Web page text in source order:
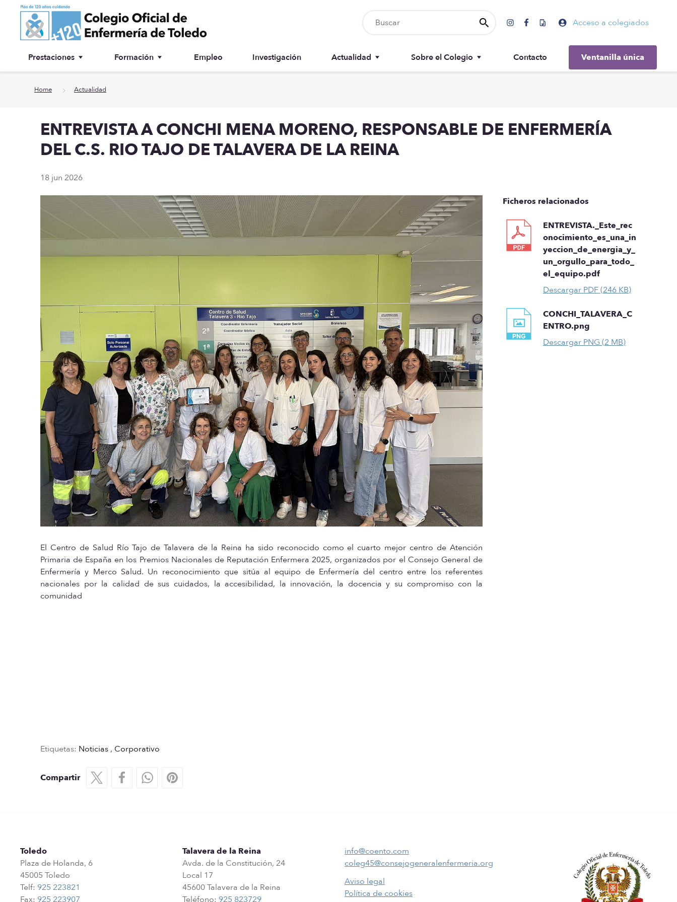
Ir a contenido principal Acceso a colegiados
Prestaciones
Asesoría jurídica
Especialidades
Otras prestaciones
Formación Empleo Investigación Actualidad
Recursos
Sobre el Colegio
Memorias
Contacto Ventanilla única
Home Actualidad
ENTREVISTA A CONCHI MENA MORENO, RESPONSABLE DE ENFERMERÍA
DEL C.S. RIO TAJO DE TALAVERA DE LA REINA
18 jun 2026
El Centro de Salud Río Tajo de Talavera de la Reina ha sido reconocido como el cuarto mejor centro de Atención
Primaria de España en los Premios Nacionales de Reputación Enfermera 2025, organizados por el Consejo General de
Enfermería y Merco Salud. Un reconocimiento que sitúa al equipo de Enfermería del centro entre los referentes
nacionales por la calidad de sus cuidados, la accesibilidad, la innovación, la docencia y su compromiso con la
comunidad
Ficheros relacionados
ENTREVISTA._Este_rec
onocimiento_es_una_in
yeccion_de_energia_y_
un_orgullo_para_todo_
el_equipo.pdf
Descargar PDF (246 KB)
CONCHI_TALAVERA_C
ENTRO.png
Descargar PNG (2 MB)
Etiquetas: Noticias , Corporativo
Compartir
Toledo
Plaza de Holanda, 6
45005 Toledo
Telf: 925 223821
Fax: 925 223907
Talavera de la Reina
Avda. de la Constitución, 24
Local 17
45600 Talavera de la Reina
Teléfono: 925 823729
info@coento.com
coleg45@consejogeneralenfermeria.org
Aviso legal
Política de cookies